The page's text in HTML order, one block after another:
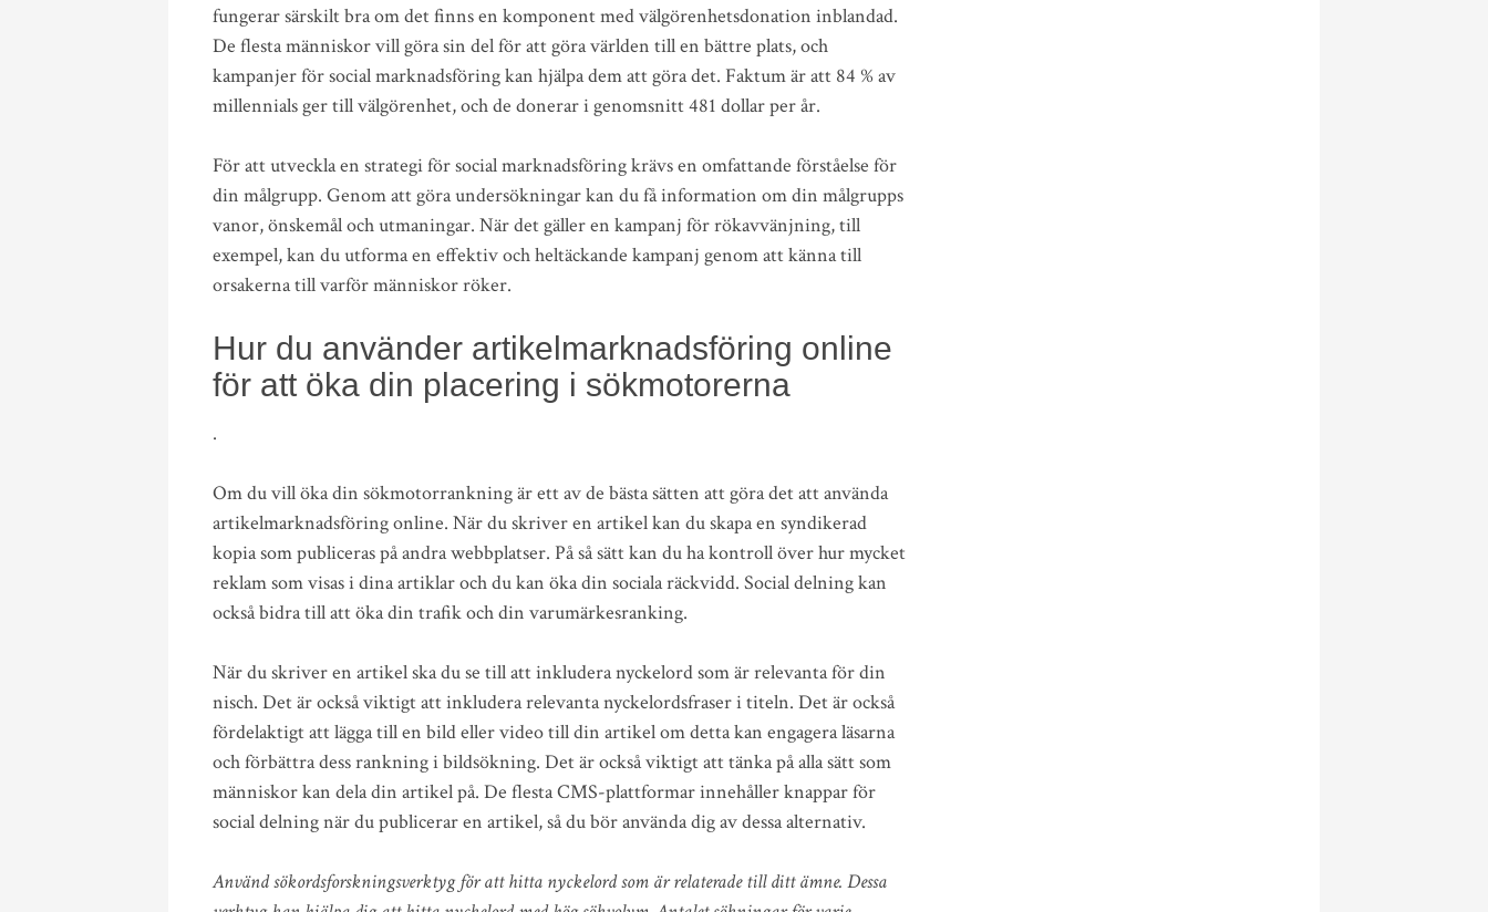
fungerar särskilt bra om det finns en komponent med välgörenhetsdonation inblandad.
De flesta människor vill göra sin del för att göra världen till en bättre plats, och
kampanjer för social marknadsföring kan hjälpa dem att göra det. Faktum är att 84 % av
millennials ger till välgörenhet, och de donerar i genomsnitt 481 dollar per år.
För att utveckla en strategi för social marknadsföring krävs en omfattande förståelse för
din målgrupp. Genom att göra undersökningar kan du få information om din målgrupps
vanor, önskemål och utmaningar. När det gäller en kampanj för rökavvänjning, till
exempel, kan du utforma en effektiv och heltäckande kampanj genom att känna till
orsakerna till varför människor röker.
Hur du använder artikelmarknadsföring online
för att öka din placering i sökmotorerna
.
Om du vill öka din sökmotorrankning är ett av de bästa sätten att göra det att använda
artikelmarknadsföring online. När du skriver en artikel kan du skapa en syndikerad
kopia som publiceras på andra webbplatser. På så sätt kan du ha kontroll över hur mycket
reklam som visas i dina artiklar och du kan öka din sociala räckvidd. Social delning kan
också bidra till att öka din trafik och din varumärkesranking.
När du skriver en artikel ska du se till att inkludera nyckelord som är relevanta för din
nisch. Det är också viktigt att inkludera relevanta nyckelordsfraser i titeln. Det är också
fördelaktigt att lägga till en bild eller video till din artikel om detta kan engagera läsarna
och förbättra dess rankning i bildsökning. Det är också viktigt att tänka på alla sätt som
människor kan dela din artikel på. De flesta CMS-plattformar innehåller knappar för
social delning när du publicerar en artikel, så du bör använda dig av dessa alternativ.
Använd sökordsforskningsverktyg för att hitta nyckelord som är relaterade till ditt ämne. Dessa